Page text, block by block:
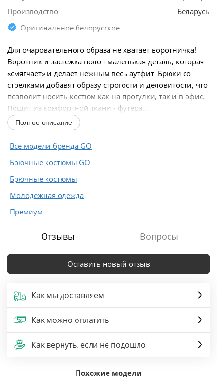
Производство
Беларусь
Оригинальное белорусское
Для очаровательного образа не хватает воротничка!
Воротник и застежка поло - маленькая деталь, которая
«смягчает» и делает нежным весь аутфит. Брюки со
стрелками добавят образу строгости и деловитости, что
позволит носить костюм как на прогулки, так и в офис.
Пошит из комфортной ткани - футера...
Полное описание
Все модели бренда GO
Брючные костюмы GO
Брючные костюмы
Молодежная одежда
Премиум
Отзывы Вопросы
Оставить новый отзыв
Как мы доставляем
Как можно оплатить
Как вернуть, если не подошло
Похожие модели